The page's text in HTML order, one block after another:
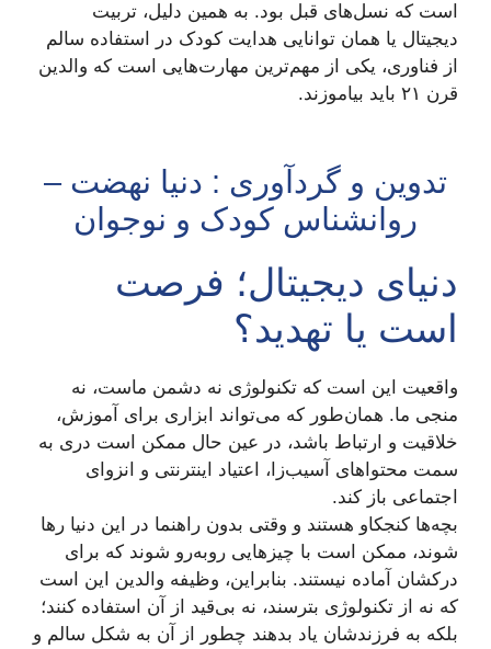
است که نسل‌های قبل بود. به همین دلیل، تربیت
دیجیتال یا همان توانایی هدایت کودک در استفاده سالم
از فناوری، یکی از مهم‌ترین مهارت‌هایی است که والدین
قرن ۲۱ باید بیاموزند.
تدوین و گردآوری : دنیا نهضت –
روانشناس کودک و نوجوان
دنیای دیجیتال؛ فرصت
است یا تهدید؟
واقعیت این است که تکنولوژی نه دشمن ماست، نه
منجی ما. همان‌طور که می‌تواند ابزاری برای آموزش،
خلاقیت و ارتباط باشد، در عین حال ممکن است دری به
سمت محتواهای آسیب‌زا، اعتیاد اینترنتی و انزوای
اجتماعی باز کند.
بچه‌ها کنجکاو هستند و وقتی بدون راهنما در این دنیا رها
شوند، ممکن است با چیزهایی روبه‌رو شوند که برای
درکشان آماده نیستند. بنابراین، وظیفه والدین این است
که نه از تکنولوژی بترسند، نه بی‌قید از آن استفاده کنند؛
بلکه به فرزندشان یاد بدهند چطور از آن به شکل سالم و